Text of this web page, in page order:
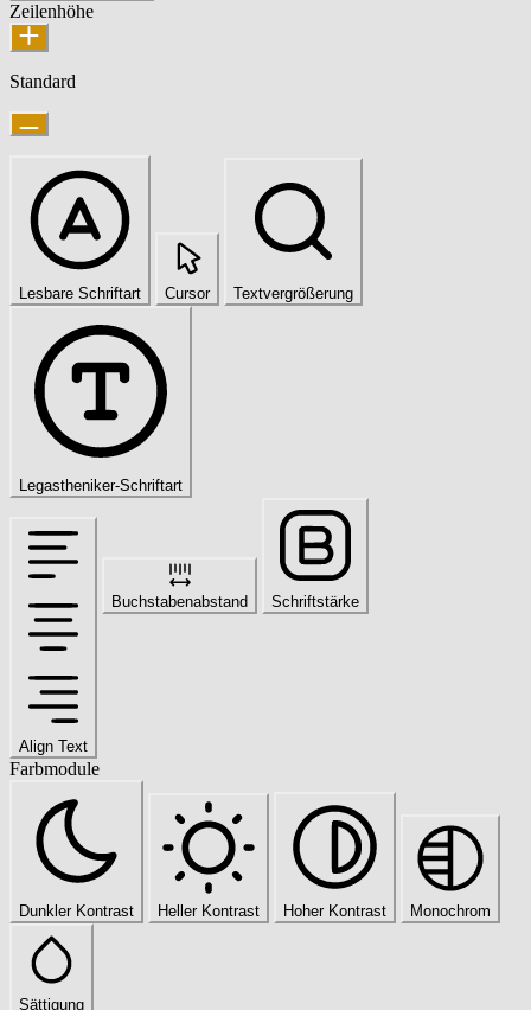
Zeilenhöhe
Standard
Lesbare Schriftart Cursor Textvergrößerung
Legastheniker-Schriftart
Align Text
Buchstabenabstand Schriftstärke
Farbmodule
Dunkler Kontrast Heller Kontrast Hoher Kontrast Monochrom
Sättigung